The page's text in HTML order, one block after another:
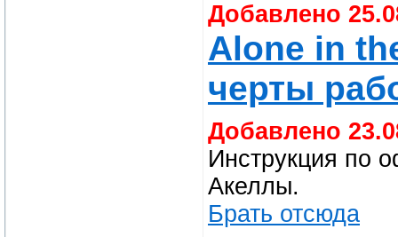
Добавлено
Alone in
черты
Добавлено
Инструкция по
Акеллы.
Брать отсюда